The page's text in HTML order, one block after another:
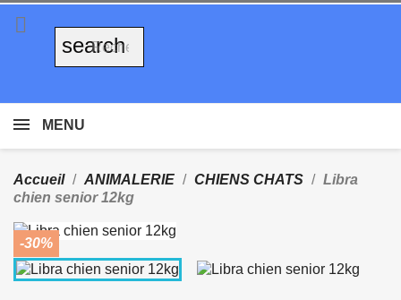

search
MENU
Accueil ANIMALERIE CHIENS CHATS
Libra
chien senior 12kg
-30%